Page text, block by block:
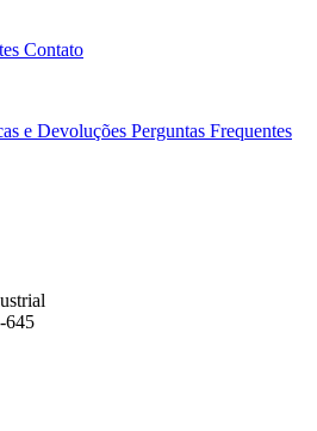
Contato
e Devoluções Perguntas Frequentes
645